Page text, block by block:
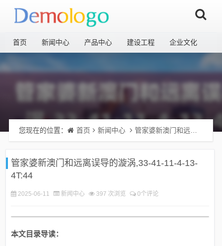
首页 新闻中心 产品中心 建设工程 企业文化
您现在的位置： 首页 新闻中心 管家婆新澳门和远离误导的漩涡,33-41-11-4-13-4T:44
管家婆新澳门和远离误导的漩涡,33-41-11-4-13-
4T:44
2025-06-11 新闻中心 397 次浏览 0个评论
本文目录导读：